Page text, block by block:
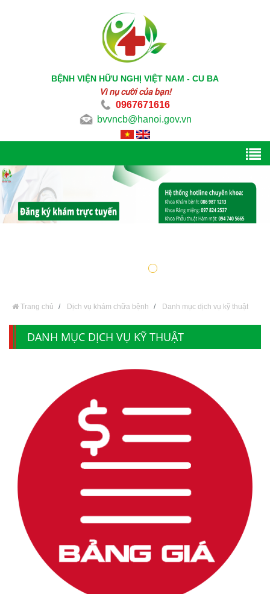
BỆNH VIỆN HỮU NGHỊ VIỆT NAM - CU BA
Vì nụ cười của bạn!
0967671616
bvvncb@hanoi.gov.vn
Trang chủ Dịch vụ khám chữa bệnh Danh mục dịch vụ kỹ thuật
DANH MỤC DỊCH VỤ KỸ THUẬT